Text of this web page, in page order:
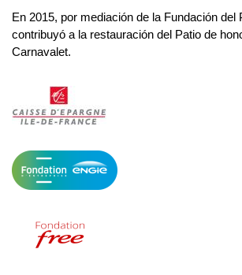
En 2015, por mediación de la Fundación del
contribuyó a la restauración del Patio de
Carnavalet.